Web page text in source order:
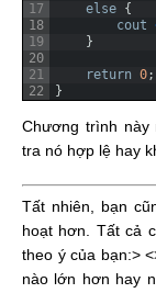
17
18
19
20
21
22
else {
cout
}
return 0;
}
Chương trình này
tra nó hợp lệ hay
Tất nhiên, bạn
hoạt hơn. Tất cả
theo ý của bạn:>
nào lớn hơn hay